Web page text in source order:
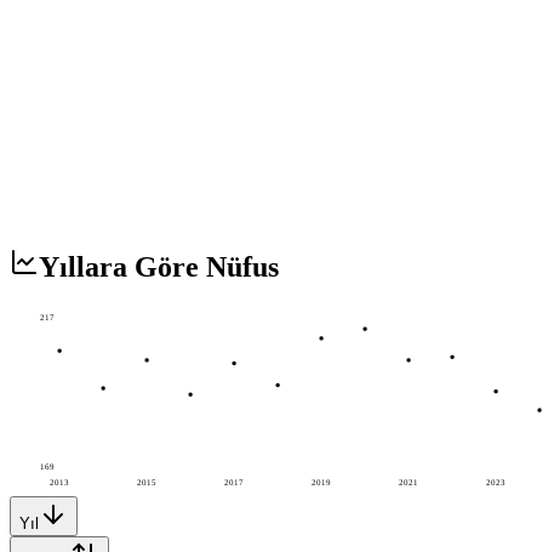
Yıllara Göre Nüfus
2013 2015 2017 2019 2021 2023
217
169
Yıl